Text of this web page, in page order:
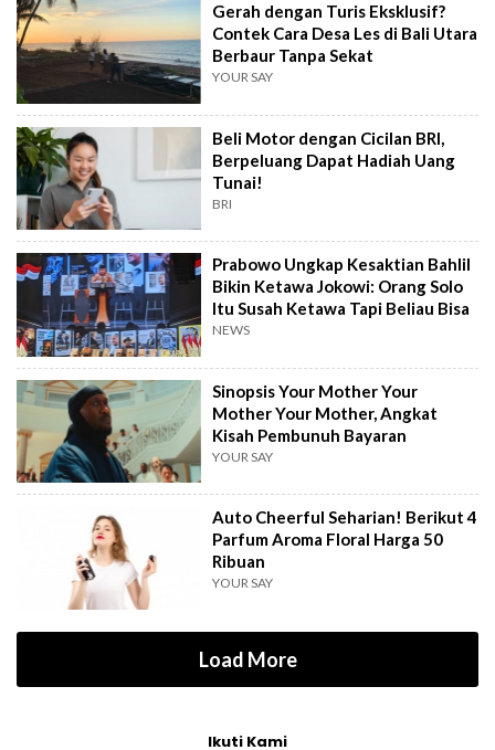
Gerah dengan Turis Eksklusif?
Contek Cara Desa Les di Bali Utara
Berbaur Tanpa Sekat
YOUR SAY
Beli Motor dengan Cicilan BRI,
Berpeluang Dapat Hadiah Uang
Tunai!
BRI
Prabowo Ungkap Kesaktian Bahlil
Bikin Ketawa Jokowi: Orang Solo
Itu Susah Ketawa Tapi Beliau Bisa
NEWS
Sinopsis Your Mother Your
Mother Your Mother, Angkat
Kisah Pembunuh Bayaran
YOUR SAY
Auto Cheerful Seharian! Berikut 4
Parfum Aroma Floral Harga 50
Ribuan
YOUR SAY
Load More
Ikuti Kami